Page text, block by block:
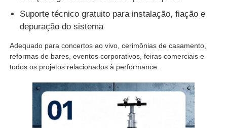
Lar
Produtos
Vídeos
Suporte técnico gratuito para instalação, fiação e
depuração do sistema
Adequado para concertos ao vivo, cerimônias de casamento,
reformas de bares, eventos corporativos, feiras comerciais e
todos os projetos relacionados à performance.